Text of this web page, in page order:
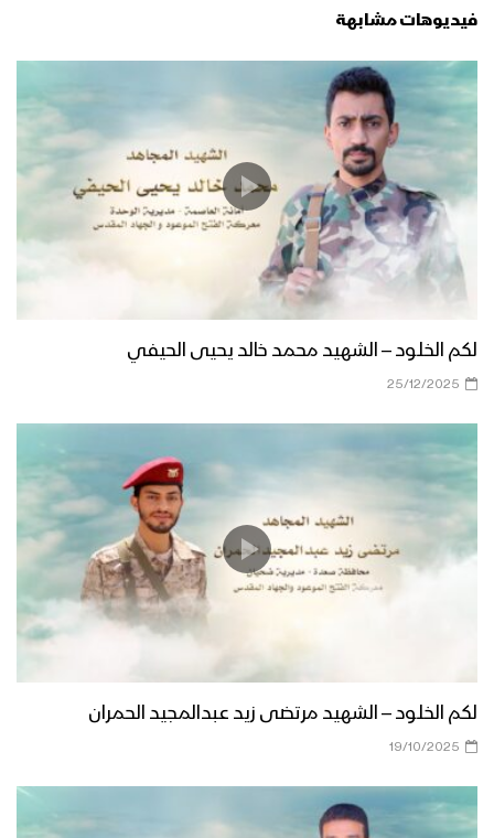
فيديوهات مشابهة
لكم الخلود – الشهيد محمد خالد يحيى الحيفي
25/12/2025
لكم الخلود – الشهيد مرتضى زيد عبدالمجيد الحمران
19/10/2025